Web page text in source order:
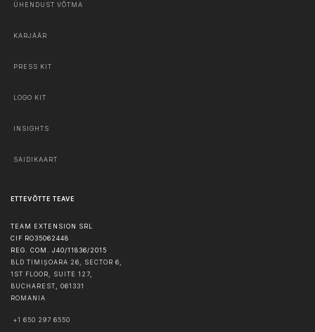
ÜHENDUST VÕTMA
KARJÄÄR
PRESS KIT
LOGO KIT
INSIGHTS
SAIDIKAART
ETTEVÕTTE TEAVE
TEAM EXTENSION SRL
CIF RO35062448
REG. COM. J40/11836/2015
BLD TIMIȘOARA 26, SECTOR 6,
1ST FLOOR, SUITE 127,
BUCHAREST, 061331
ROMANIA
+1 650 297 6550